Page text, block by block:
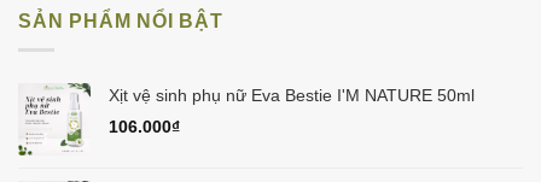
SẢN PHẨM NỔI BẬT
Xịt vệ sinh phụ nữ Eva Bestie I'M NATURE 50ml
106.000₫